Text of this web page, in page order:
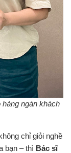
ngàn khách
chỉ giỏi nghề
bạn – thì Bác sĩ